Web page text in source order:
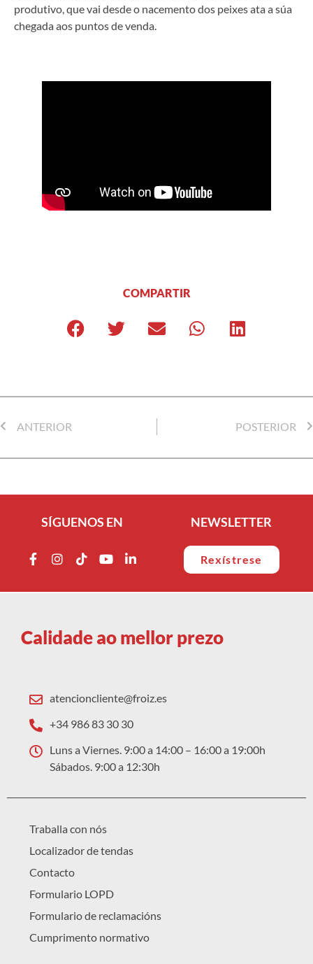
produtivo, que vai desde o nacemento dos peixes ata a súa
chegada aos puntos de venda.
COMPARTIR
ANTERIOR POSTERIOR
SÍGUENOS EN NEWSLETTER
Rexístrese
Calidade ao mellor prezo
atencioncliente@froiz.es
+34 986 83 30 30
Luns a Viernes. 9:00 a 14:00 – 16:00 a 19:00h
Sábados. 9:00 a 12:30h
Traballa con nós
Localizador de tendas
Contacto
Formulario LOPD
Formulario de reclamacións
Cumprimento normativo